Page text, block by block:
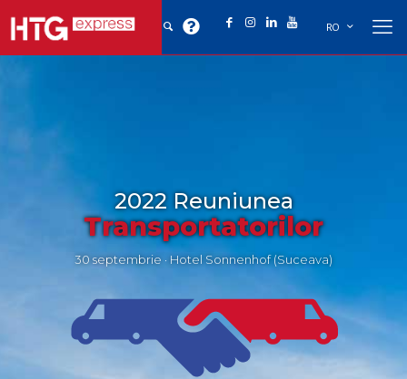
RO
2022 Reuniunea
Transportatorilor
30 septembrie · Hotel Sonnenhof (Suceava)